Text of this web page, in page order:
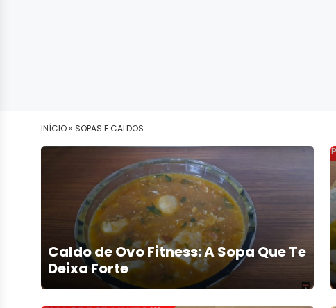
INÍCIO » SOPAS E CALDOS
Caldo de Ovo Fitness: A Sopa Que Te
Deixa Forte